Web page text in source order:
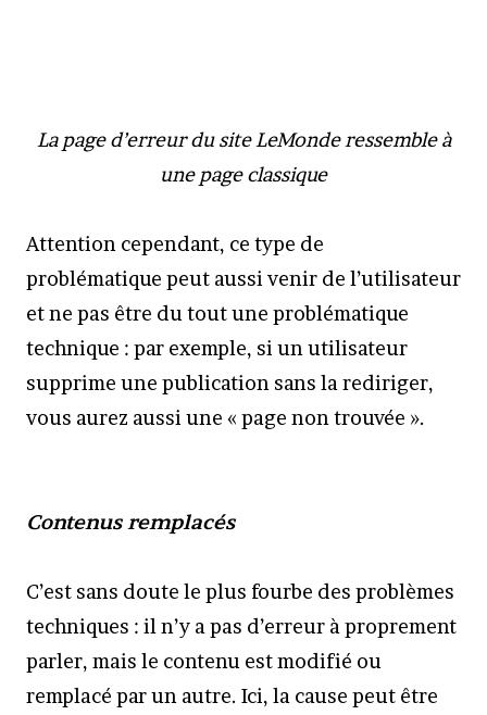
La page d’erreur du site LeMonde ressemble à
une page classique
Attention cependant, ce type de
problématique peut aussi venir de l’utilisateur
et ne pas être du tout une problématique
technique : par exemple, si un utilisateur
supprime une publication sans la rediriger,
vous aurez aussi une « page non trouvée ».
Contenus remplacés
C’est sans doute le plus fourbe des problèmes
techniques : il n’y a pas d’erreur à proprement
parler, mais le contenu est modifié ou
remplacé par un autre. Ici, la cause peut être